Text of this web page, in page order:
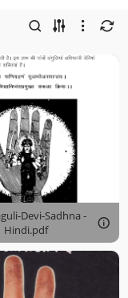
Devi-Sadhna -
Hindi.pdf